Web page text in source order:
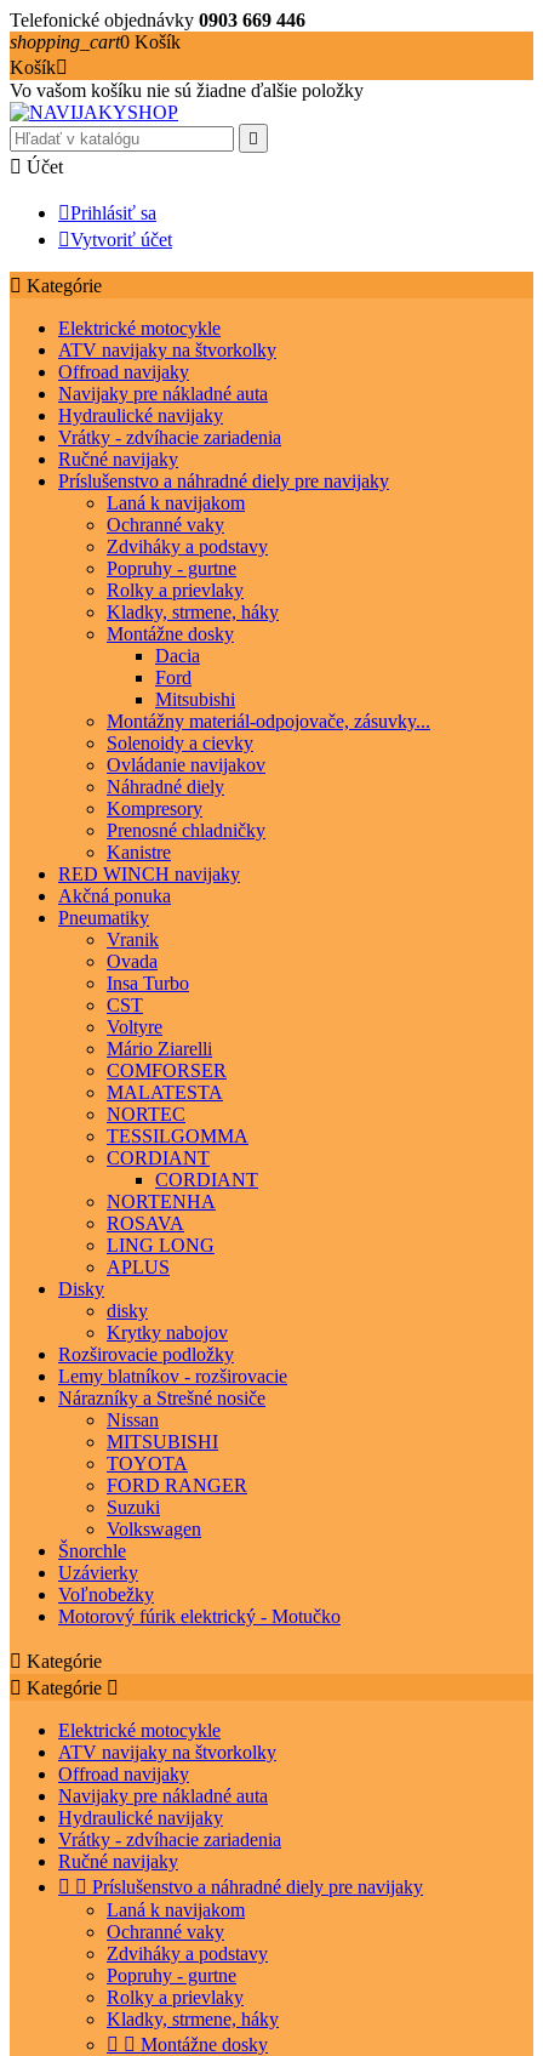
Telefonické objednávky 0903 669 446
shopping_cart0 Košík
Košík
Vo vašom košíku nie sú žiadne ďalšie položky

 Účet
Prihlásiť sa
Vytvoriť účet
 Kategórie
Elektrické motocykle
ATV navijaky na štvorkolky
Offroad navijaky
Navijaky pre nákladné auta
Hydraulické navijaky
Vrátky - zdvíhacie zariadenia
Ručné navijaky
Príslušenstvo a náhradné diely pre navijaky
Laná k navijakom
Ochranné vaky
Zdviháky a podstavy
Popruhy - gurtne
Rolky a prievlaky
Kladky, strmene, háky
Montážne dosky
Dacia
Ford
Mitsubishi
Montážny materiál-odpojovače, zásuvky...
Solenoidy a cievky
Ovládanie navijakov
Náhradné diely
Kompresory
Prenosné chladničky
Kanistre
RED WINCH navijaky
Akčná ponuka
Pneumatiky
Vranik
Ovada
Insa Turbo
CST
Voltyre
Mário Ziarelli
COMFORSER
MALATESTA
NORTEC
TESSILGOMMA
CORDIANT
CORDIANT
NORTENHA
ROSAVA
LING LONG
APLUS
Disky
disky
Krytky nabojov
Rozširovacie podložky
Lemy blatníkov - rozširovacie
Nárazníky a Strešné nosiče
Nissan
MITSUBISHI
TOYOTA
FORD RANGER
Suzuki
Volkswagen
Šnorchle
Uzávierky
Voľnobežky
Motorový fúrik elektrický - Motučko
 Kategórie
 Kategórie 
Elektrické motocykle
ATV navijaky na štvorkolky
Offroad navijaky
Navijaky pre nákladné auta
Hydraulické navijaky
Vrátky - zdvíhacie zariadenia
Ručné navijaky
  Príslušenstvo a náhradné diely pre navijaky
Laná k navijakom
Ochranné vaky
Zdviháky a podstavy
Popruhy - gurtne
Rolky a prievlaky
Kladky, strmene, háky
  Montážne dosky